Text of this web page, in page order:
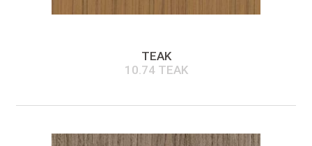
TEAK
10.74 TEAK